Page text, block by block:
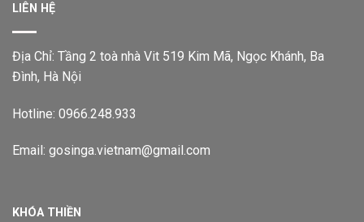
LIÊN HỆ
Địa Chỉ: Tầng 2 toà nhà Vit 519 Kim Mã, Ngọc Khánh, Ba
Đình, Hà Nội
Hotline: 0966.248.933
Email: gosinga.vietnam@gmail.com
KHÓA THIỀN